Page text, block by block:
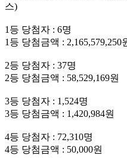
스)
1등 당첨자 : 6명
1등 당첨금액 : 2,165,579,250
2등 당첨자 : 37명
2등 당첨금액 : 58,529,169원
3등 당첨자 : 1,524명
3등 당첨금액 : 1,420,984원
4등 당첨자 : 72,310명
4등 당첨금액 : 50,000원